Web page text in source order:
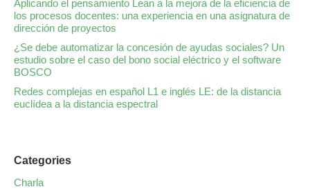
Aplicando el pensamiento Lean a la mejora de la eficiencia de
los procesos docentes: una experiencia en una asignatura de
dirección de proyectos
¿Se debe automatizar la concesión de ayudas sociales? Un
estudio sobre el caso del bono social eléctrico y el software
BOSCO
Redes complejas en español L1 e inglés LE: de la distancia
euclídea a la distancia espectral
Categories
Charla